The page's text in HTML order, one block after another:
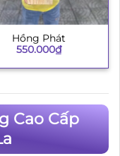
Hồng Phát
550.000₫
Cao Cấp